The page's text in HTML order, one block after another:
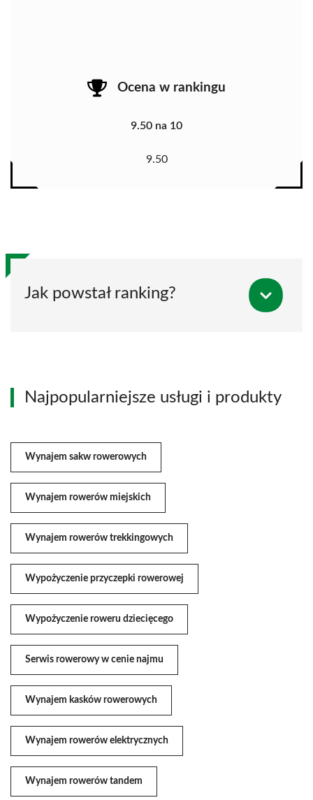
Ocena w rankingu
9.50 na 10
9.50
Jak powstał ranking?
Najpopularniejsze usługi i produkty
Wynajem sakw rowerowych
Wynajem rowerów miejskich
Wynajem rowerów trekkingowych
Wypożyczenie przyczepki rowerowej
Wypożyczenie roweru dziecięcego
Serwis rowerowy w cenie najmu
Wynajem kasków rowerowych
Wynajem rowerów elektrycznych
Wynajem rowerów tandem